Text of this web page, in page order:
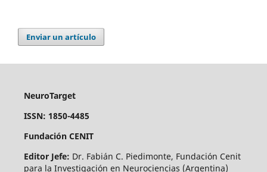
Enviar un artículo
NeuroTarget
ISSN: 1850-4485
Fundación CENIT
Editor Jefe: Dr. Fabián C. Piedimonte, Fundación Cenit
para la Investigación en Neurociencias (Argentina)